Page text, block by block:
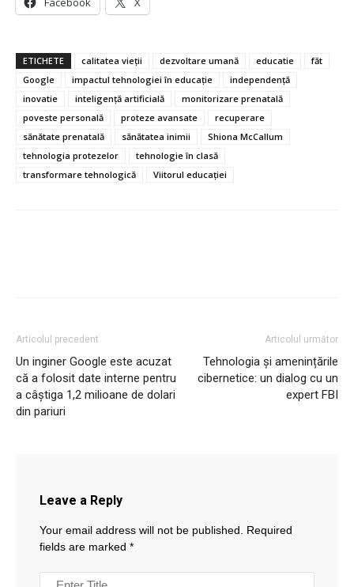
ETICHETE calitatea vieții dezvoltare umană educatie
făt
Google
impactul tehnologiei în educație
independență
inovatie
inteligență artificială
monitorizare prenatală
poveste personală
proteze avansate
recuperare
sănătate prenatală
sănătatea inimii
Shiona McCallum
tehnologia protezelor
tehnologie în clasă
transformare tehnologică
Viitorul educației
Articolul precedent
Un inginer Google este acuzat
că a folosit date interne pentru
a câștiga 1,2 milioane de dolari
din pariuri
Articolul următor
Tehnologia și amenințările
cibernetice: un dialog cu un
expert FBI
Leave a Reply
Your email address will not be published.
Required
fields are marked *